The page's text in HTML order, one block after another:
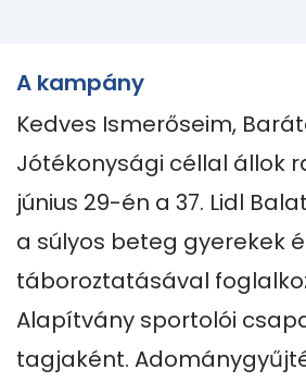
A kampány
Kedves Ismerőseim,
Jótékonysági céllal állok
június 29-én a 37. Lidl
a súlyos beteg gyerekek
táboroztatásával
Alapítvány sportolói
tagjaként.